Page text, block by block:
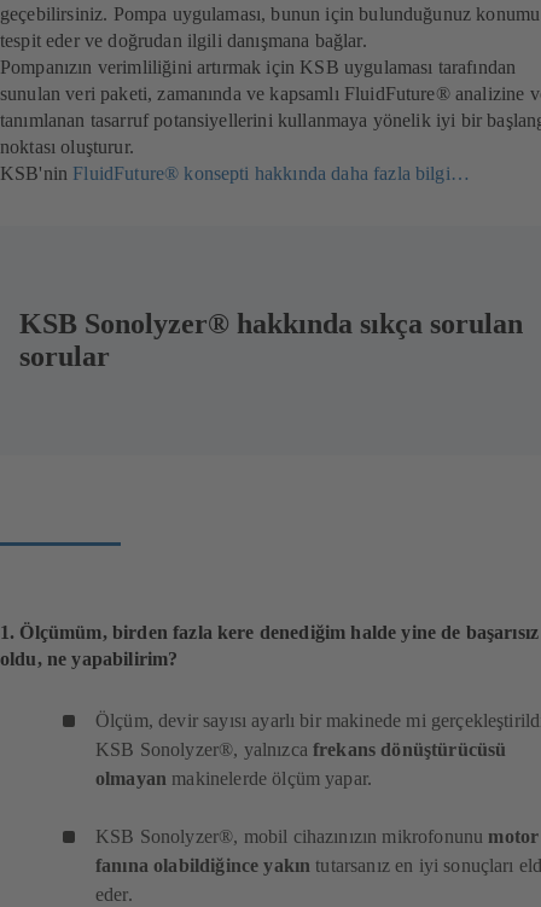
geçebilirsiniz. Pompa uygulaması, bunun için bulunduğunuz konumu
tespit eder ve doğrudan ilgili danışmana bağlar.
Pompanızın verimliliğini artırmak için KSB uygulaması tarafından
sunulan veri paketi, zamanında ve kapsamlı FluidFuture® analizine
tanımlanan tasarruf potansiyellerini kullanmaya yönelik iyi bir
noktası oluşturur.
KSB'nin FluidFuture® konsepti hakkında daha fazla bilgi…
KSB Sonolyzer® hakkında sıkça sorulan
sorular
1. Ölçümüm, birden fazla kere denediğim halde yine de başarısız
oldu, ne yapabilirim?
Ölçüm, devir sayısı ayarlı bir makinede mi
KSB Sonolyzer®, yalnızcafrekans dönüştürücüsü
olmayan makinelerde ölçüm yapar.
KSB Sonolyzer®, mobil cihazınızın mikrofonunu motor
fanına olabildiğince yakın tutarsanız en iyi sonuçları
eder.